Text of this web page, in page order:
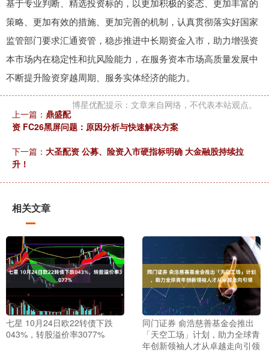
基于专业判断、精选投资标的，以更加积极的姿态、更加丰富的
策略、更加有效的措施、更加完善的机制，认真贯彻落实好国家
监管部门要求汇通资管，稳步推进中长期资金入市，助力增强资
本市场内在稳定性和抗风险能力，在服务资本市场高质量发展中
不断提升险资穿越周期、服务实体经济的能力。
博星优配提示：文章来自网络，不代表本站观点。
上一篇： 鼎盛配
资 FC26黑屏问题：原因分析与快速解决方案
下一篇： 大圣配资 公募、险资入市硬指标明确 大金融股持续拉
升！
相关文章
七星 10月24日欧22转债下跌
043%，转股溢价率3077%
同门证券 俞浩慈善基金会推出
「天空工场」计划，助力全球青
年创新领袖人才从卓越走向引领